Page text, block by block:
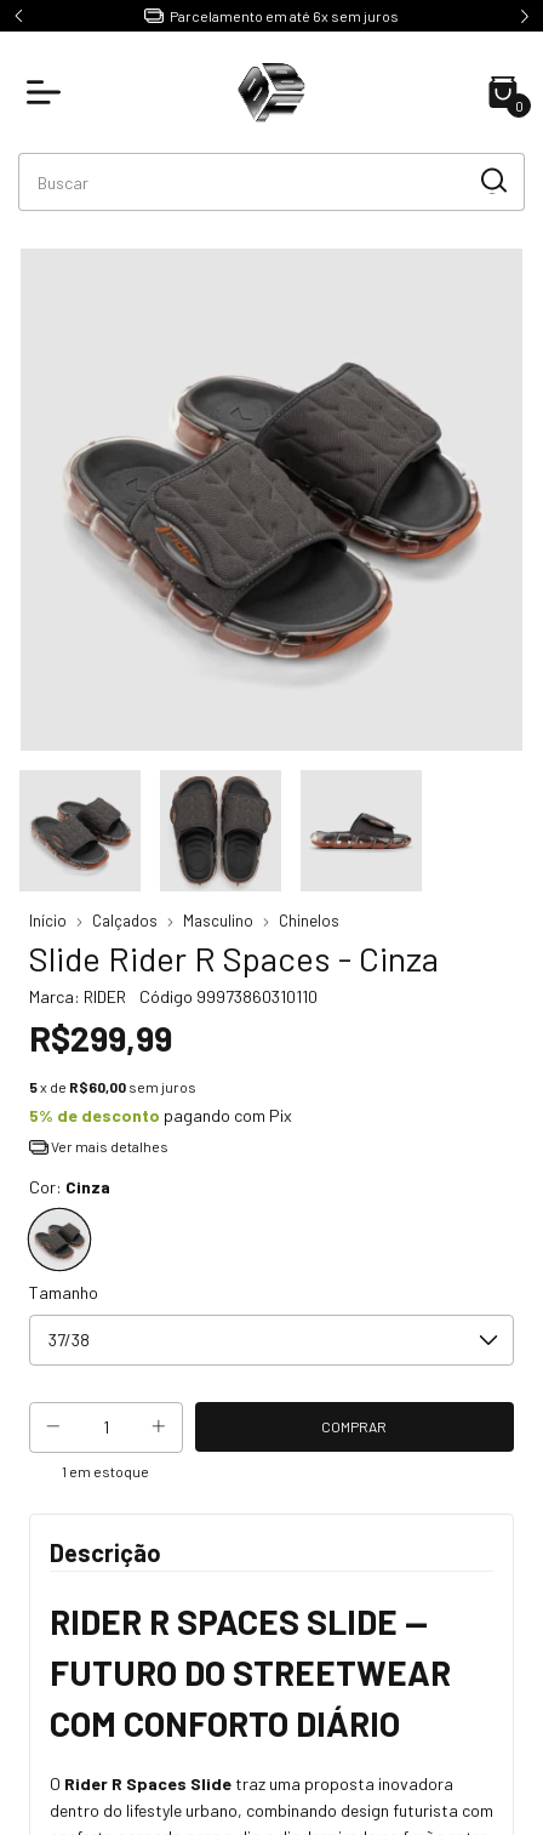
Parcelamento em até 6x sem juros
0
Início Calçados Masculino Chinelos
Slide Rider R Spaces - Cinza
Marca: RIDER Código 99973860310110
R$299,99
5x de R$60,00 sem juros
5% de desconto pagando com Pix
Ver mais detalhes
Cor: Cinza
Tamanho
1 em estoque
Descrição
RIDER R SPACES SLIDE —
FUTURO DO STREETWEAR
COM CONFORTO DIÁRIO
O Rider R Spaces Slide traz uma proposta inovadora
dentro do lifestyle urbano, combinando design futurista com